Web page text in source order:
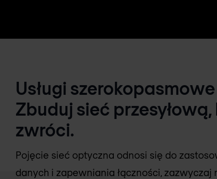
Usługi
Zbuduj sieć
zwróci.
Pojęcie sieć optyczna odnosi się do
danych i zapewniania łączności, zazwyczaj